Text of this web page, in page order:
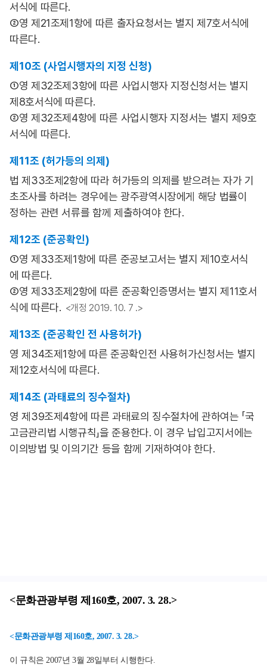
서식에 따른다.
②영 제21조제1항에 따른 출자요청서는 별지 제7호서식에
따른다.
제10조 (사업시행자의 지정 신청)
①영 제32조제3항에 따른 사업시행자 지정신청서는 별지
제8호서식에 따른다.
②영 제32조제4항에 따른 사업시행자 지정서는 별지 제9호
서식에 따른다.
제11조 (허가등의 의제)
법 제33조제2항에 따라 허가등의 의제를 받으려는 자가 기
초조사를 하려는 경우에는 광주광역시장에게 해당 법률이
정하는 관련 서류를 함께 제출하여야 한다.
제12조 (준공확인)
①영 제33조제1항에 따른 준공보고서는 별지 제10호서식
에 따른다.
②영 제33조제2항에 따른 준공확인증명서는 별지 제11호서
식에 따른다. <개정 2019. 10. 7 .>
제13조 (준공확인 전 사용허가)
영 제34조제1항에 따른 준공확인전 사용허가신청서는 별지
제12호서식에 따른다.
제14조 (과태료의 징수절차)
영 제39조제4항에 따른 과태료의 징수절차에 관하여는 「국
고금관리법 시행규칙」을 준용한다. 이 경우 납입고지서에는
이의방법 및 이의기간 등을 함께 기재하여야 한다.
<문화관광부령 제160호, 2007. 3. 28.>
<문화관광부령 제160호, 2007. 3. 28.>
이 규칙은 2007년 3월 28일부터 시행한다.